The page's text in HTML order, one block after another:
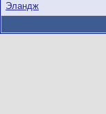
Эландж